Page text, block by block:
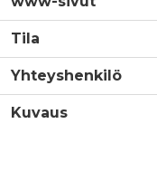
Tila
Yhteyshenkilö
Kuvaus